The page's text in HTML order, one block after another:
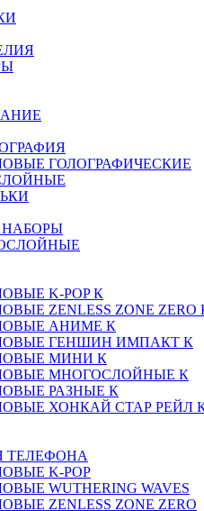
ГОЛОГРАФИЧЕСКИЕ
K-POP К
ZENLESS ZONE ZERO
АНИМЕ К
ГЕНШИН ИМПАКТ К
МИНИ К
МНОГОСЛОЙНЫЕ К
РАЗНЫЕ К
ХОНКАЙ СТАР РЕЙЛ
ТЕЛЕФОНА
K-POP
WUTHERING WAVES
ZENLESS ZONE ZERO